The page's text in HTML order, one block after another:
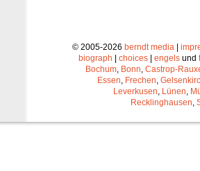
© 2005-2026 berndt media |
biograph | choices | engels und
Bochum Bonn Castrop-
Essen Frechen
Leverkusen Lünen
Recklinghausen